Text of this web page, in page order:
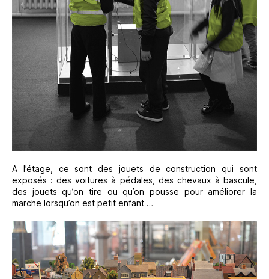
A l’étage, ce sont des jouets de construction qui sont
exposés : des voitures à pédales, des chevaux à bascule,
des jouets qu’on tire ou qu’on pousse pour améliorer la
marche lorsqu’on est petit enfant …